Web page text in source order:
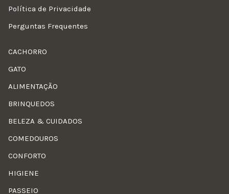
Política de Privacidade
Perguntas Frequentes
CACHORRO
GATO
ALIMENTAÇÃO
BRINQUEDOS
BELEZA & CUIDADOS
COMEDOUROS
CONFORTO
HIGIENE
PASSEIO